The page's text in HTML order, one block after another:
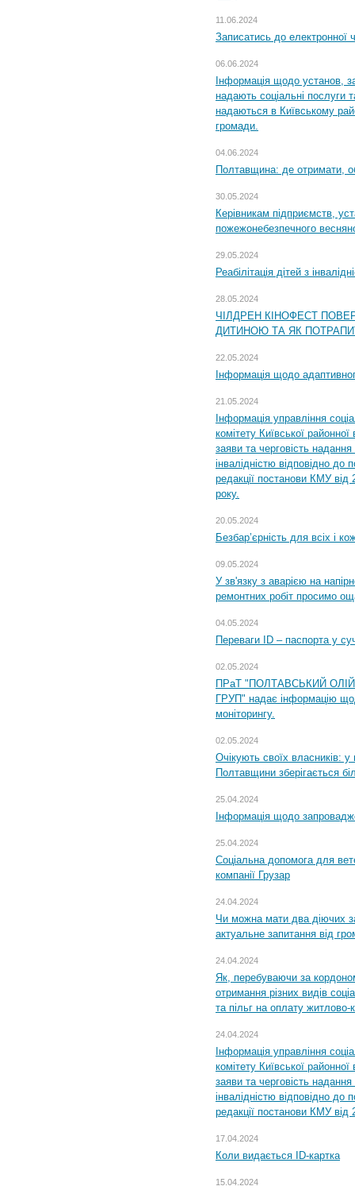
11.06.2024
Записатись до електронної
06.06.2024
Інформація щодо установ,
надають соціальні послуги
надаються в Київському
громади.
04.06.2024
Полтавщина: де отримати,
30.05.2024
Керівникам підприємств,
пожежонебезпечного
29.05.2024
Реабілітація дітей з
28.05.2024
ЧІЛДРЕН КІНОФЕСТ
ДИТИНОЮ ТА ЯК
22.05.2024
Інформація щодо
21.05.2024
Інформація управління
комітету Київської
заяви та черговість надання
інвалідністю відповідно
редакції постанови КМУ від
року.
20.05.2024
Безбар’єрність для всіх і
09.05.2024
У зв'язку з аварією на
ремонтних робіт просимо
04.05.2024
Переваги ID – паспорта у
02.05.2024
ПРаТ "ПОЛТАВСЬКИЙ
ГРУП" надає інформацію
моніторингу.
02.05.2024
Очікують своїх власників: у
Полтавщини зберігається
25.04.2024
Інформація щодо
25.04.2024
Соціальна допомога для
компанії Грузар
24.04.2024
Чи можна мати два діючих
актуальне запитання від
24.04.2024
Як, перебуваючи за
отримання різних видів
та пільг на оплату
24.04.2024
Інформація управління
комітету Київської
заяви та черговість надання
інвалідністю відповідно
редакції постанови КМУ
17.04.2024
Коли видається ID-картка
15.04.2024